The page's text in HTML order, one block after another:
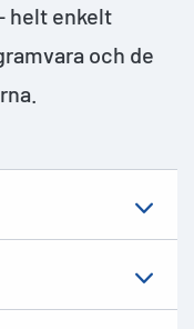
helt enkelt
och de